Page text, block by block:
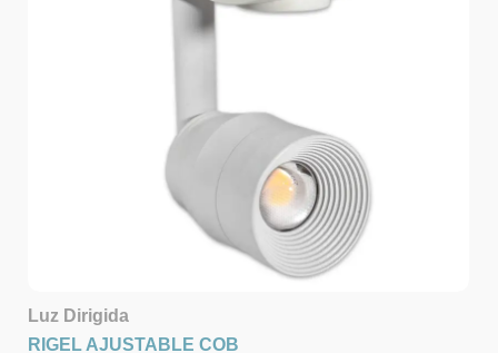
Luz Dirigida
RIGEL AJUSTABLE COB